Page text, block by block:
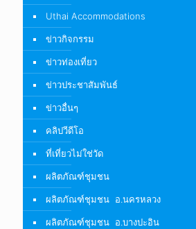
Uthai Accommodations
ข่าวกิจกรรม
ข่าวท่องเที่ยว
ข่าวประชาสัมพันธ์
ข่าวอื่นๆ
คลิปวีดีโอ
ที่เที่ยวไม่ใช่วัด
ผลิตภัณฑ์ชุมชน
ผลิตภัณฑ์ชุมชน อ.นครหลวง
ผลิตภัณฑ์ชุมชน อ.บางปะอิน